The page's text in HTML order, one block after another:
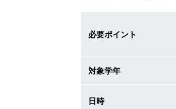
必要ポイント
対象学年
日時